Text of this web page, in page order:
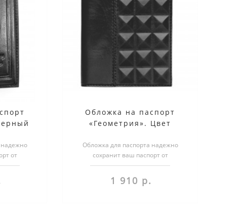
надежно
от
обложка
Обложка на паспорт
«Геометрия». Цвет
Обложка для паспорта надежно
сохранит ваш паспорт от
повреждений. Более того, обложка
несет в себе н..
1 910 р.